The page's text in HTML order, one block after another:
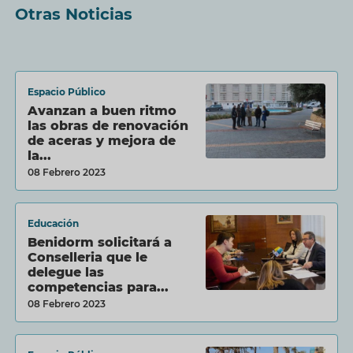
Otras Noticias
Espacio Público
Avanzan a buen ritmo
las obras de renovación
de aceras y mejora de
la...
08 Febrero 2023
Educación
Benidorm solicitará a
Conselleria que le
delegue las
competencias para...
08 Febrero 2023